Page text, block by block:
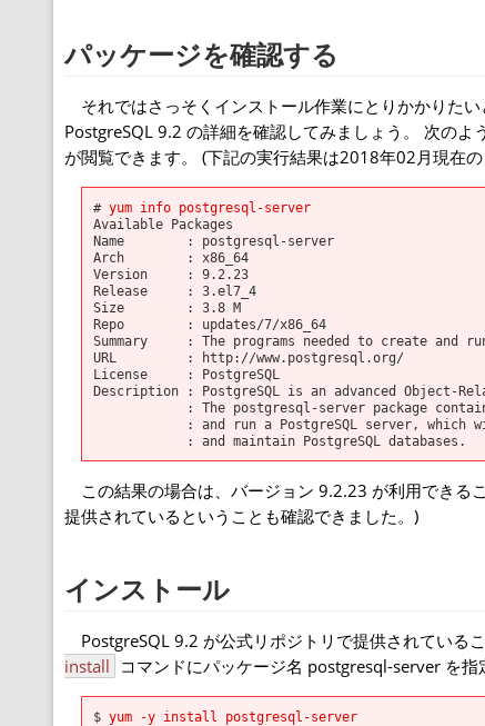
パッケージを確認する
それではさっそくインストール作業にとりかかりた
PostgreSQL 9.2 の詳細を確認してみましょう。 次のよ
が閲覧できます。 (下記の実行結果は2018年02月現在
# yum info postgresql-server
Available Packages
Name : postgresql-server
Arch : x86_64
Version : 9.2.23
Release : 3.el7_4
Size : 3.8 M
Repo : updates/7/x86_64
Summary : The programs needed to create and
URL : http://www.postgresql.org/
License : PostgreSQL
Description : PostgreSQL is an advanced Object-
: The postgresql-server package contains
: and run a PostgreSQL server, which
: and maintain PostgreSQL databases.
この結果の場合は、バージョン 9.2.23 が利用できる
提供されているということも確認できました。)
インストール
PostgreSQL 9.2 が公式リポジトリで提供されている
install コマンドにパッケージ名 postgresql-server を指
$ yum -y install postgresql-server